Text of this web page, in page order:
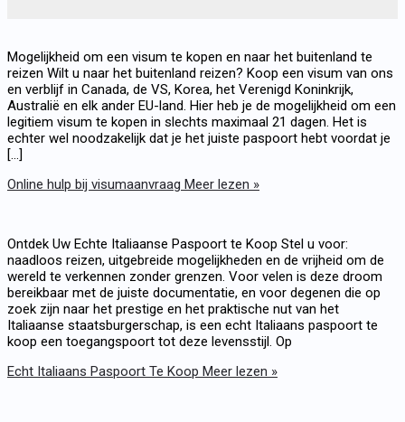
Mogelijkheid om een visum te kopen en naar het buitenland te
reizen Wilt u naar het buitenland reizen? Koop een visum van ons
en verblijf in Canada, de VS, Korea, het Verenigd Koninkrijk,
Australië en elk ander EU-land. Hier heb je de mogelijkheid om een
legitiem visum te kopen in slechts maximaal 21 dagen. Het is
echter wel noodzakelijk dat je het juiste paspoort hebt voordat je
[...]
Online hulp bij visumaanvraag Meer lezen »
Ontdek Uw Echte Italiaanse Paspoort te Koop Stel u voor:
naadloos reizen, uitgebreide mogelijkheden en de vrijheid om de
wereld te verkennen zonder grenzen. Voor velen is deze droom
bereikbaar met de juiste documentatie, en voor degenen die op
zoek zijn naar het prestige en het praktische nut van het
Italiaanse staatsburgerschap, is een echt Italiaans paspoort te
koop een toegangspoort tot deze levensstijl. Op
Echt Italiaans Paspoort Te Koop Meer lezen »